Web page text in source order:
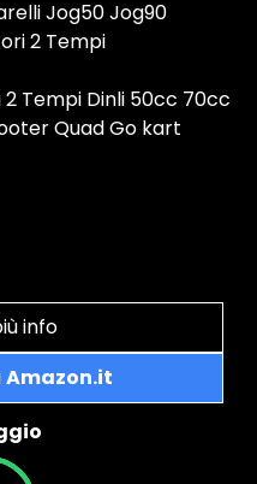
Jog50 Jog90
2 Tempi
Tempi Dinli 50cc 70cc
Quad Go kart
info
Amazon.it